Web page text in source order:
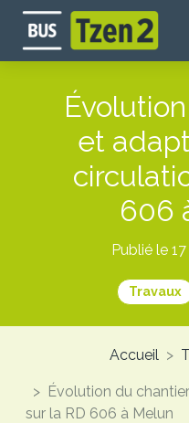
Aller
contenu
et
606
Publié le
Travaux
Accueil
Évolution du
sur la RD 606 à Melun